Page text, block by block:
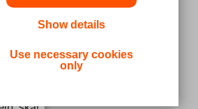
Show details
Use necessary cookies
only
og